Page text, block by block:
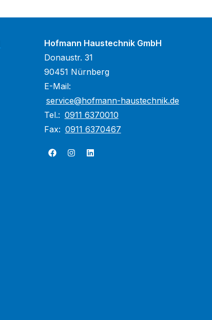
Hofmann Haustechnik GmbH
Donaustr. 31
90451 Nürnberg
E-Mail:
service@hofmann-haustechnik.de
Tel.: 0911 6370010
Fax: 0911 6370467